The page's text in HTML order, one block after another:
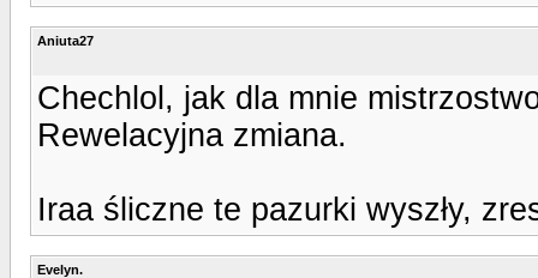
Aniuta27
Chechlol, jak dla mnie
Rewelacyjna zmiana.
Iraa śliczne te pazurki wyszły,
Evelyn.